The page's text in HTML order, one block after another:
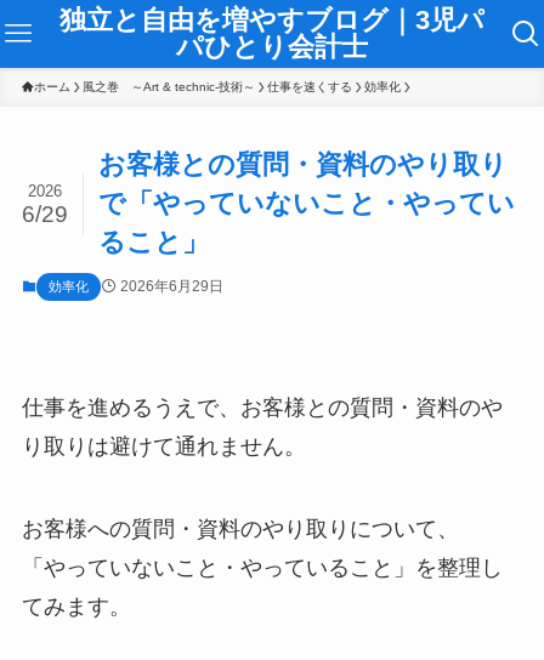
独立と自由を増やすブログ｜3児パ
パひとり会計士
ホーム 風之巻 ～Art & technic-技術～ 仕事を速くする 効率化
お客様との質問・資料のやり取り
で「やっていないこと・やってい
ること」
2026
6/29
効率化 2026年6月29日
仕事を進めるうえで、お客様との質問・資料のや
り取りは避けて通れません。
お客様への質問・資料のやり取りについて、
「やっていないこと・やっていること」を整理し
てみます。